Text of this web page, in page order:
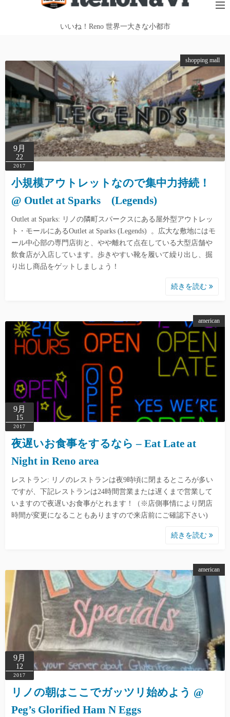
ス
キ
プ
いいね！Reno 世界一大きな小都市
shopping mall
9月
22
2017
小規模アウトレットなので集中力持続！
@ Outlet at Sparks (Legends)
Outlet at Sparks: リノの隣町スパークスにある屋外型アウトレッ
ト・モールにあるOutlet at Sparks (Legends) 。広大な敷地にはモ
ール中心部の専門店街と、やや離れて点在している大型店舗や
飲食店が入店しています。歩きやすい靴を履いて繰り出し、掘
り出し商品をゲットしましょう！
続きを読む
american
9月
15
2017
夜遅いお食事をするなら – Eat Late at
Night in Reno area
レストラン: リノのレストランは夜9時頃に閉まるところが多い
ですが、下記レストランは24時間営業または遅くまで営業して
いますので夜遅いお食事がとれます！（※店側事情により閉店
時間が変更になることもありますので来店前にご確認下さい)
続きを読む
american
9月
12
2017
リノの朝はここでガッツリ始めよう @
Peg’s Glorified Ham N Eggs